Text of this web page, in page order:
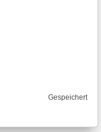
Gespeichert